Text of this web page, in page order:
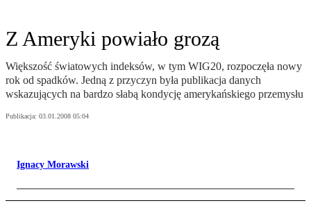
Z Ameryki powiało grozą
Większość światowych indeksów, w tym WIG20, rozpoczęła nowy
rok od spadków. Jedną z przyczyn była publikacja danych
wskazujących na bardzo słabą kondycję amerykańskiego przemysłu
Publikacja: 03.01.2008 05:04
Ignacy Morawski